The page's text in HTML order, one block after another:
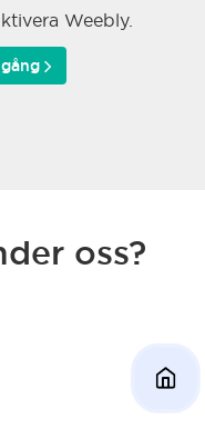
Weebly.
oss?